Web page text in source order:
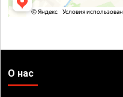
О нас